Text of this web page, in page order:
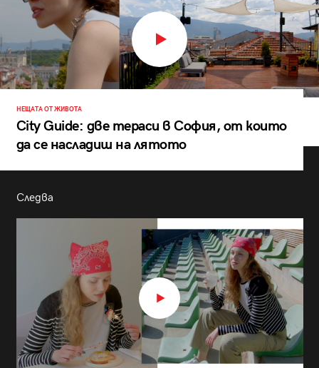
НЕЩАТА ОТ ЖИВОТА
City Guide: две тераси в София, от които
да се насладиш на лятото
Следва